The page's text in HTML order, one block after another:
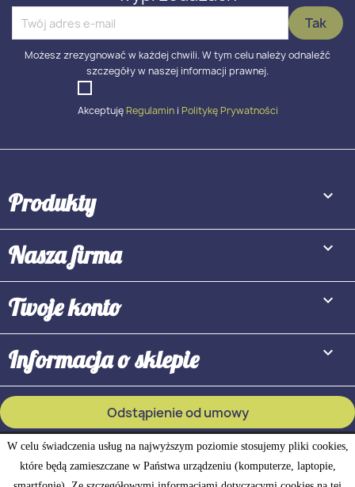
W celu świadczenia usług na najwyższym poziomie stosujemy pliki cookies,
które będą zamieszczane w Państwa urządzeniu (komputerze, laptopie,
Możesz zrezygnować w każdej chwili. W tym celu należy odnaleźć
szczegóły w naszej informacji prawnej.
Akceptuję Regulamini Politykę Prywatności
Produkty 
Nasza firma 
Twoje konto 
Informacja o sklepie keyboard_arrow_down
Odstąpienie od umowy
Śledź status odstąpienia